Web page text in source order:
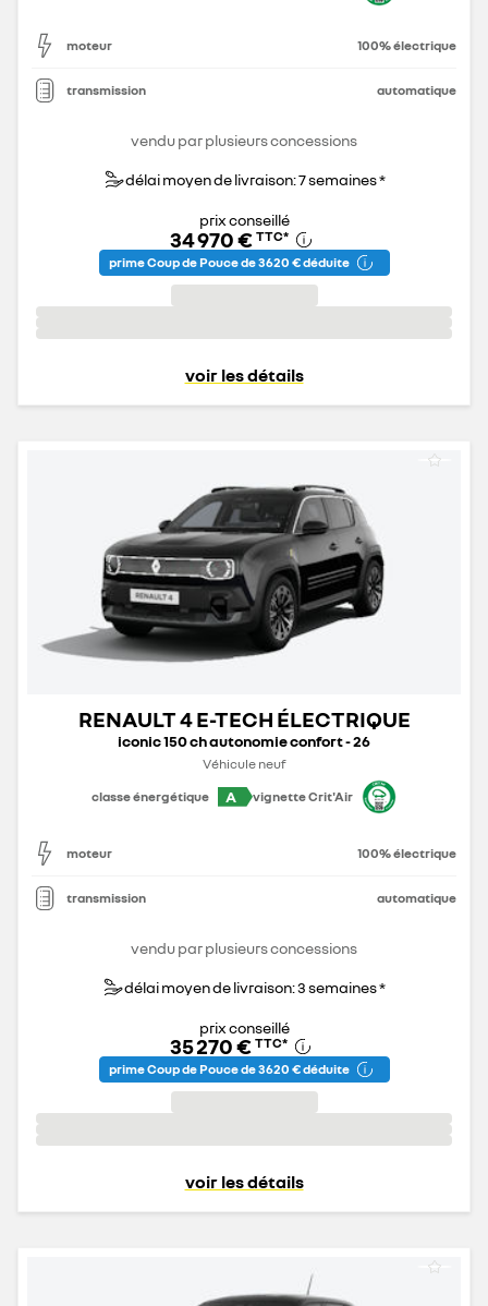
moteur 100% électrique
transmission automatique
vendu par plusieurs concessions
délai moyen de livraison: 7 semaines *
prix conseillé
34 970 € TTC*
prime Coup de Pouce de 3 620 € déduite
voir les détails
RENAULT 4 E-TECH ÉLECTRIQUE
iconic 150 ch autonomie confort - 26
Véhicule neuf
classe énergétique
A vignette Crit'Air
moteur 100% électrique
transmission automatique
vendu par plusieurs concessions
délai moyen de livraison: 3 semaines *
prix conseillé
35 270 € TTC*
prime Coup de Pouce de 3 620 € déduite
voir les détails